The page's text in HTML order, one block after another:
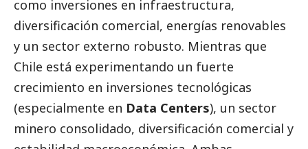
como inversiones en infraestructura,
diversificación comercial, energías renovables
y un sector externo robusto. Mientras que
Chile está experimentando un fuerte
crecimiento en inversiones tecnológicas
(especialmente en Data Centers), un sector
minero consolidado, diversificación comercial y